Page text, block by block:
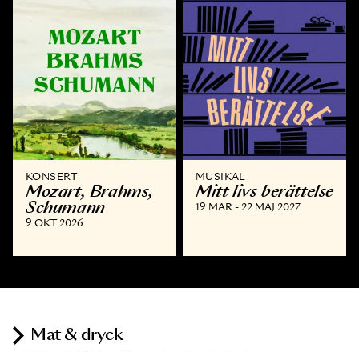
KONSERT
Mozart, Brahms,
Schumann
9 OKT 2026
MUSIKAL
Mitt livs berättelse
19 MAR - 22 MAJ 2027
Mat & dryck